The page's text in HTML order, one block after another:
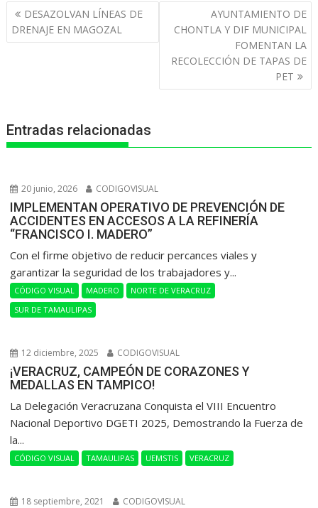
s
b
e
t
Navegación
de
entradas
DESAZOLVAN LÍNEAS DE
DRENAJE EN MAGOZAL
AYUNTAMIENTO DE
CHONTLA Y DIF MUNICIPAL
FOMENTAN LA
RECOLECCIÓN DE TAPAS DE
PET
Entradas relacionadas
20 junio, 2026 CODIGOVISUAL
IMPLEMENTAN OPERATIVO DE PREVENCIÓN DE
ACCIDENTES EN ACCESOS A LA REFINERÍA
“FRANCISCO I. MADERO”
Con el firme objetivo de reducir percances viales y
garantizar la seguridad de los trabajadores y...
CÓDIGO VISUAL MADERO
NORTE DE VERACRUZ
SUR DE TAMAULIPAS
12 diciembre, 2025 CODIGOVISUAL
¡VERACRUZ, CAMPEÓN DE CORAZONES Y
MEDALLAS EN TAMPICO!
La Delegación Veracruzana Conquista el VIII Encuentro
Nacional Deportivo DGETI 2025, Demostrando la Fuerza de
la...
CÓDIGO VISUAL TAMAULIPAS UEMSTIS VERACRUZ
18 septiembre, 2021 CODIGOVISUAL